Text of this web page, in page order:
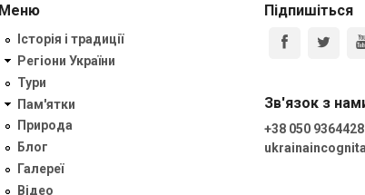
Меню
Історія і традиції
Регіони України
Тури
Пам'ятки
Природа
Блог
Галереї
Відео
Підпишіться
Зв'язок з
+38 050 9364428